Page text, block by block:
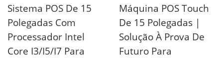
Sistema POS De 15
Polegadas Com
Processador Intel
Core I3/i5/i7 Para
Máquina POS Touch
De 15 Polegadas |
Solução À Prova De
Futuro Para